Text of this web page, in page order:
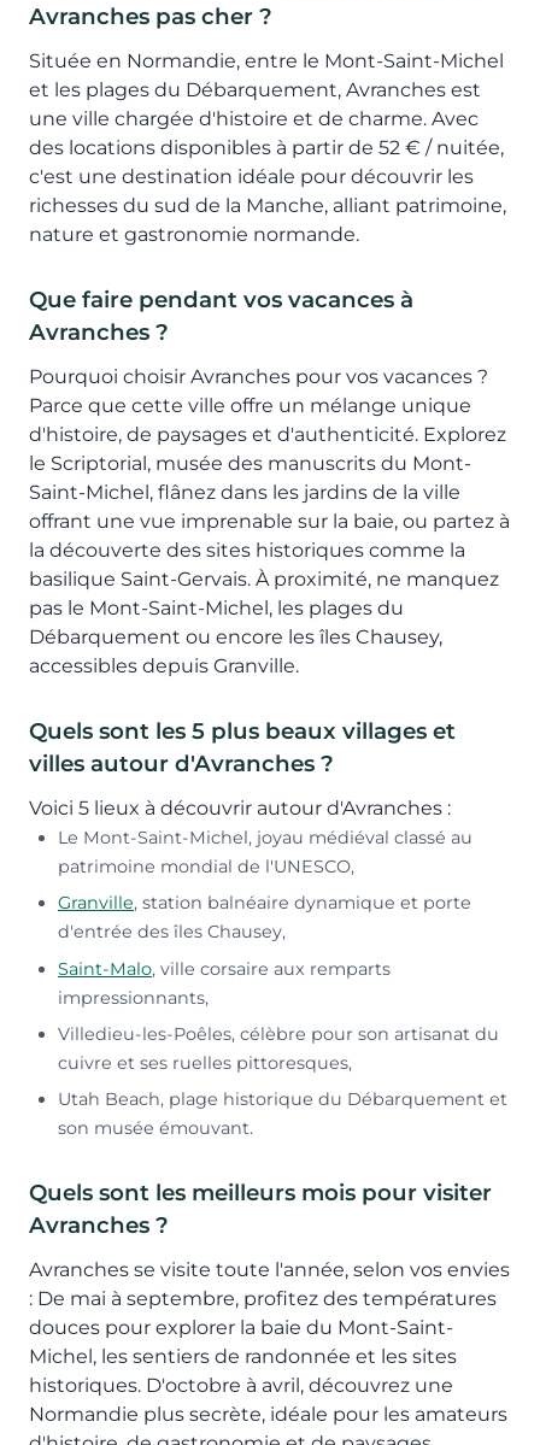
Avranches pas cher ?
Située en Normandie, entre le Mont-Saint-Michel
et les plages du Débarquement, Avranches est
une ville chargée d'histoire et de charme. Avec
des locations disponibles à partir de 52 € / nuitée,
c'est une destination idéale pour découvrir les
richesses du sud de la Manche, alliant patrimoine,
nature et gastronomie normande.
Que faire pendant vos vacances à
Avranches ?
Pourquoi choisir Avranches pour vos vacances ?
Parce que cette ville offre un mélange unique
d'histoire, de paysages et d'authenticité. Explorez
le Scriptorial, musée des manuscrits du Mont-
Saint-Michel, flânez dans les jardins de la ville
offrant une vue imprenable sur la baie, ou partez à
la découverte des sites historiques comme la
basilique Saint-Gervais. À proximité, ne manquez
pas le Mont-Saint-Michel, les plages du
Débarquement ou encore les îles Chausey,
accessibles depuis Granville.
Quels sont les 5 plus beaux villages et
villes autour d'Avranches ?
Voici 5 lieux à découvrir autour d'Avranches :
Le Mont-Saint-Michel, joyau médiéval classé au
patrimoine mondial de l'UNESCO,
Granville, station balnéaire dynamique et porte
d'entrée des îles Chausey,
Saint-Malo, ville corsaire aux remparts
impressionnants,
Villedieu-les-Poêles, célèbre pour son artisanat du
cuivre et ses ruelles pittoresques,
Utah Beach, plage historique du Débarquement et
son musée émouvant.
Quels sont les meilleurs mois pour visiter
Avranches ?
Avranches se visite toute l'année, selon vos envies
: De mai à septembre, profitez des températures
douces pour explorer la baie du Mont-Saint-
Michel, les sentiers de randonnée et les sites
historiques. D'octobre à avril, découvrez une
Normandie plus secrète, idéale pour les amateurs